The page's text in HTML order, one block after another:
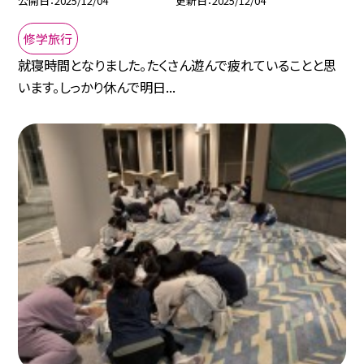
修学旅行
就寝時間となりました。たくさん遊んで疲れていることと思
います。しっかり休んで明日...